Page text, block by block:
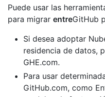
Puede usar las
para migrar entreGitHub
Si desea adoptar
residencia de datos,
GHE.com.
Para usar
GitHub.com, como